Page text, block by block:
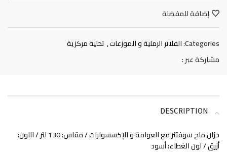
إضافة للمفضلة
Categories: الفلاتر الرملية و الموزعات, تحلية مركزية
مشاركة عبر :
DESCRIPTION
خزان ملح سوفتنر مع العوامة و الإكسسوارات / مقاس: 130 لتر / اللون:
أزرق / لون الغطاء: أسود